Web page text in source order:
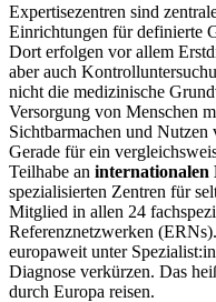
Expertisezentren sind
Einrichtungen für definierte
Dort erfolgen vor allem
aber auch
nicht die medizinische
Versorgung von Menschen
Sichtbarmachen und Nutzen
Gerade für ein
Teilhabe an internationalen
spezialisierten Zentren für
Mitglied in allen 24
Referenznetzwerken
europaweit unter
Diagnose verkürzen. Das
durch Europa reisen.